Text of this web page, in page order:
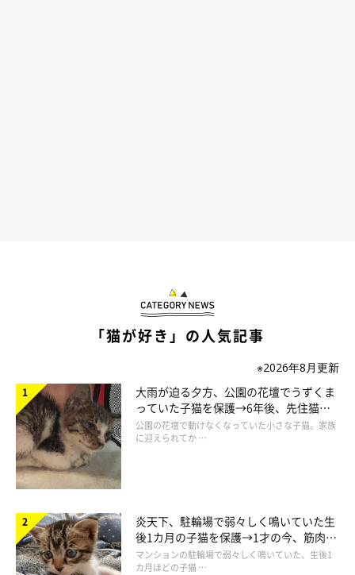
よくわかりませんがすごい子です。
↓↓いつまでも健康で大好きなちゅーるいっぱい食べてね♪↓↓
🐱足の間から黒いしっぽが見えてるよ💞🐱#猫#猫のいる
くらし#もっふぃーず pic.twitter.com/kelwhUJaYf
— 猫野ココ (@coco_memoire)January 22, 2023
また、皆さんにお伝えしたいことがあります。
1/26にらいちは虹の橋を渡りました。
「猫が好き」の人気記事
※2026年8月更新
大雨が迫る夕方、公園の花壇でうずくま
っていた子猫を保護→6年後、先住猫
と“姉妹”のような関係に
公園の花壇で動けなくなっていた小さな子猫。家族
に迎えられてか …
炎天下、駐輪場で弱々しく鳴いていた生
後1カ月の子猫を保護→1才の今、筋肉質
でツンデレなコに成長
マンションの駐輪場で弱々しく鳴いていた、生後1
カ月ほどの子猫 …